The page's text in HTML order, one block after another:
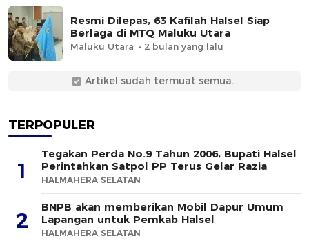
Resmi Dilepas, 63 Kafilah Halsel Siap
Berlaga di MTQ Maluku Utara
Maluku Utara 2 bulan yang lalu
Artikel sudah termuat semua...
TERPOPULER
1
Tegakan Perda No.9 Tahun 2006, Bupati Halsel
Perintahkan Satpol PP Terus Gelar Razia
HALMAHERA SELATAN
2
BNPB akan memberikan Mobil Dapur Umum
Lapangan untuk Pemkab Halsel
HALMAHERA SELATAN